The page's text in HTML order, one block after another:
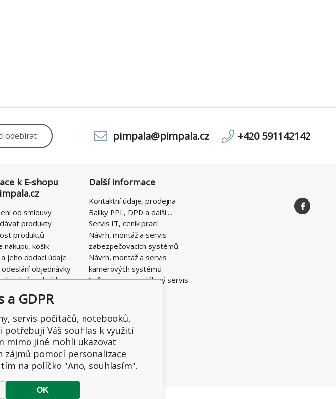
odebírat pimpala@pimpala.cz +420 591142142
k E-shopu
od smlouvy
produkty
produktů
nákupu, košík
a jeho dodací údaje
odeslání objednávky
platební podmínky
podmínky E-SHOPU
údajů
reklamace
formulář
Další informace
Kontaktní údaje, prodejna
Balíky PPL, DPD a další ...
Servis IT, ceník prací
Návrh, montáž a servis
zabezpečovacích systémů
Návrh, montáž a servis
kamerových systémů
Software pro vzdálený servis
a GDPR
servis počítačů, notebooků,
Váš souhlas k využití
mimo jiné mohli ukazovat
zájmů pomocí personalizace
na políčko "Ano, souhlasím".
OK